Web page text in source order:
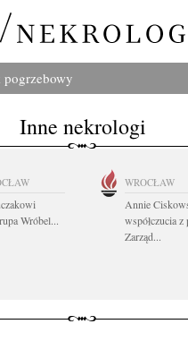
pogrzebowy
Inne nekrologi
Wróbel...
WROCŁAW
Annie
współczucia
Zarząd...